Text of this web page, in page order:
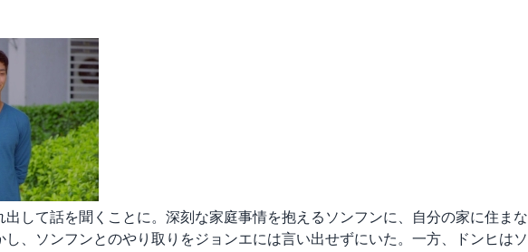
出して話を聞くことに。深刻な家庭事情を抱えるソンフンに、自分の家に住まな
、ソンフンとのやり取りをジョンエには言い出せずにいた。一方、ドンヒはソ